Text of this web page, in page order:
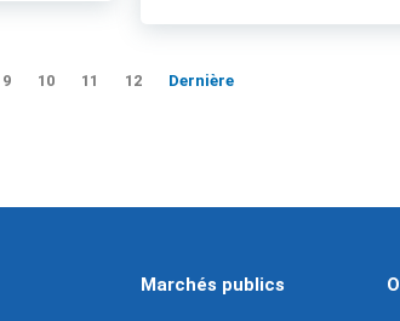
9 10 11 12 Dernière
Marchés publics